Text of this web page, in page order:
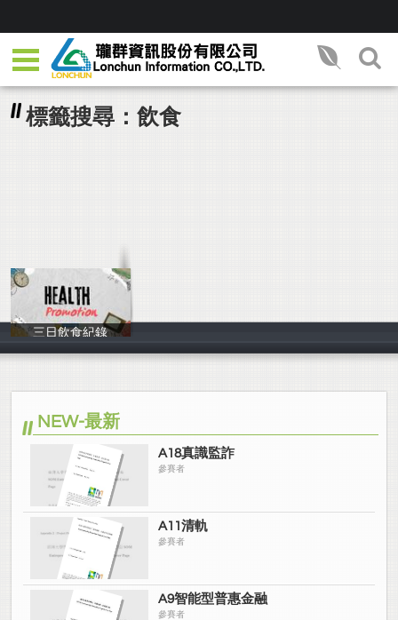
標籤搜尋：飲食
三日飲食紀錄
Tingshan Lin
NEW-最新
A18真識監詐
參賽者
A11清軌
參賽者
A9智能型普惠金融
參賽者